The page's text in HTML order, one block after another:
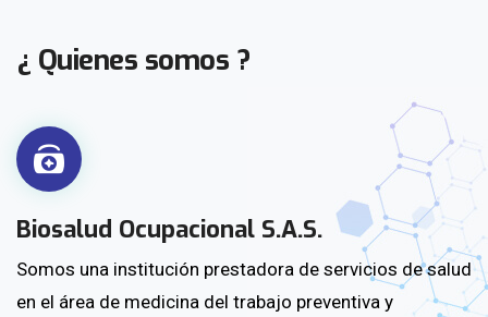
¿ Quienes somos ?
Biosalud Ocupacional S.A.S.
Somos una institución prestadora de servicios de salud
en el área de medicina del trabajo preventiva y